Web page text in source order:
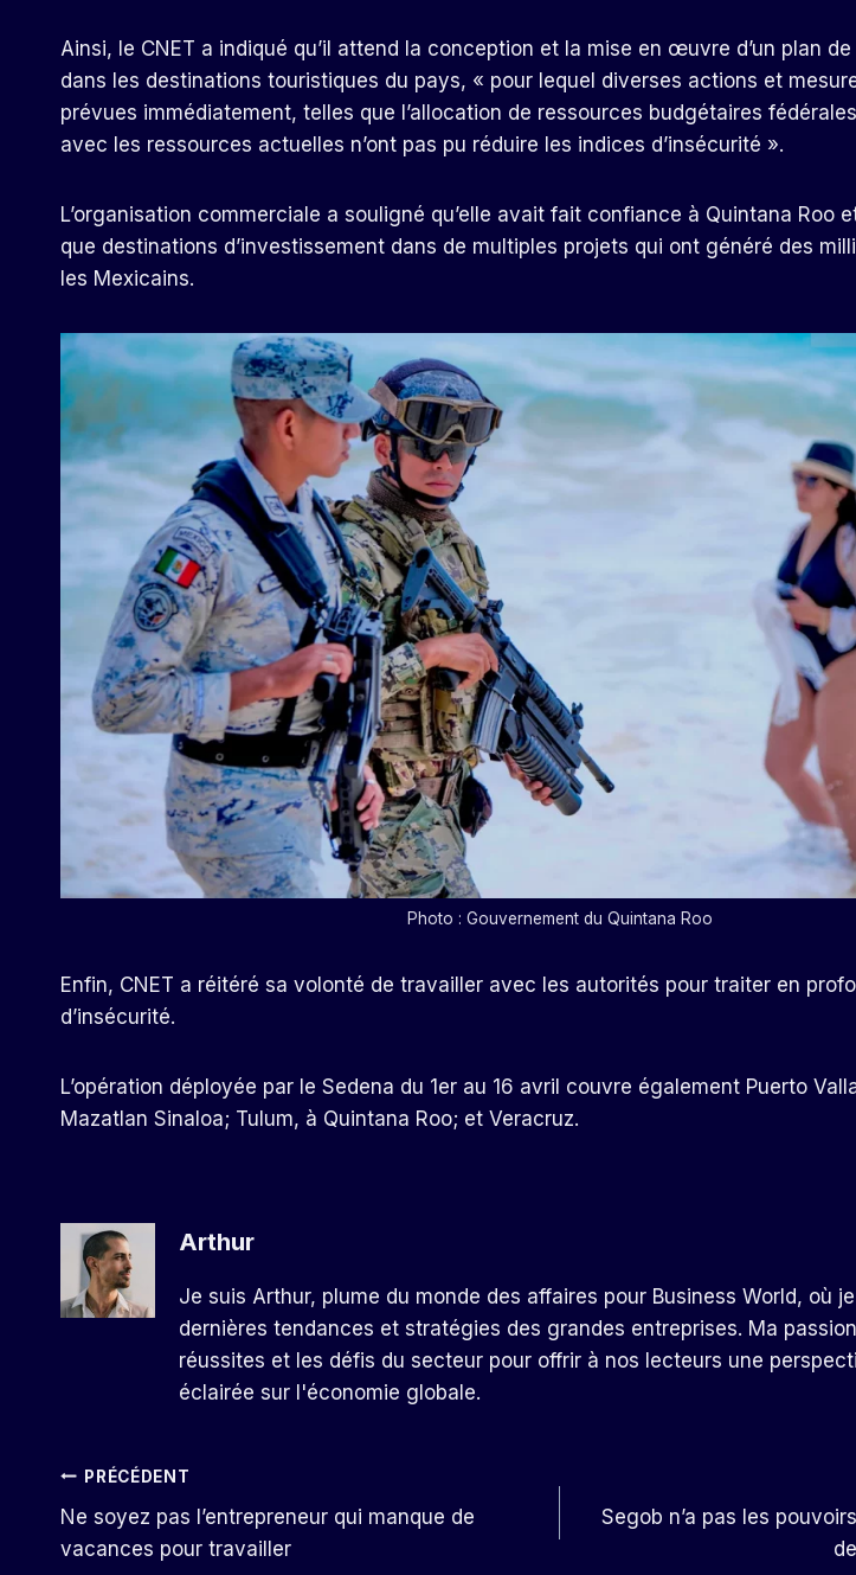
Ainsi, le CNET a indiqué qu’il attend la conception et la mise en œuvre d’un plan
dans les destinations touristiques du pays, « pour lequel diverses actions et
prévues immédiatement, telles que l’allocation de ressources budgétaires
avec les ressources actuelles n’ont pas pu réduire les indices d’insécurité ».
L’organisation commerciale a souligné qu’elle avait fait confiance à Quintana Roo
que destinations d’investissement dans de multiples projets qui ont généré des
les Mexicains.
Photo : Gouvernement du Quintana Roo
Enfin, CNET a réitéré sa volonté de travailler avec les autorités pour traiter en
d’insécurité.
L’opération déployée par le Sedena du 1er au 16 avril couvre également Puerto
Mazatlan Sinaloa; Tulum, à Quintana Roo; et Veracruz.
Arthur
Je suis Arthur, plume du monde des affaires pour Business World, où
dernières tendances et stratégies des grandes entreprises. Ma
réussites et les défis du secteur pour offrir à nos lecteurs une
éclairée sur l'économie globale.
Navigation
De
PRÉCÉDENT
Ne soyez pas l’entrepreneur qui manque de
vacances pour travailler
Segob n’a pas les